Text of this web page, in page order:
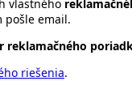
vlastného
pošle email.
reklamačného
riešenia.